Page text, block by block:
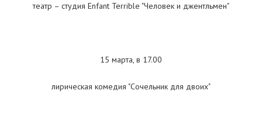
театр – студия Enfant Terrible "Человек и джентльмен"
15 марта, в 17.00
лирическая комедия "Сочельник для двоих"